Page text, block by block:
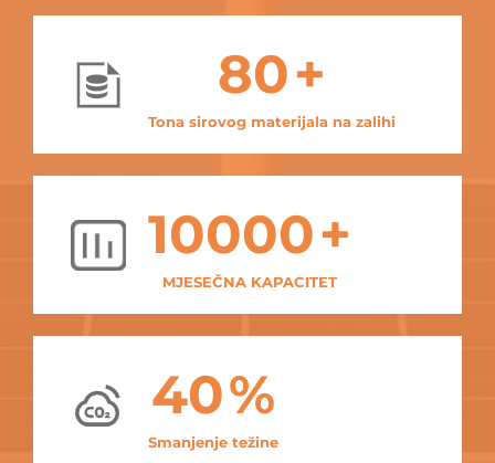
80+
Tona sirovog materijala na zalihi
10000+
MJESEČNA KAPACITET
40%
Smanjenje težine